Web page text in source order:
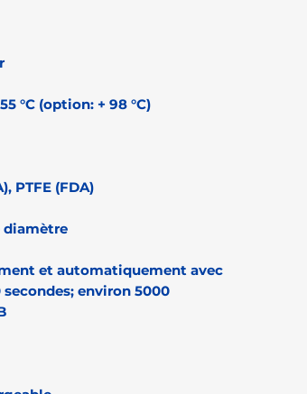
°C (option: + 98 °C)
PTFE (FDA)
diamètre
et automatiquement avec
environ 5000